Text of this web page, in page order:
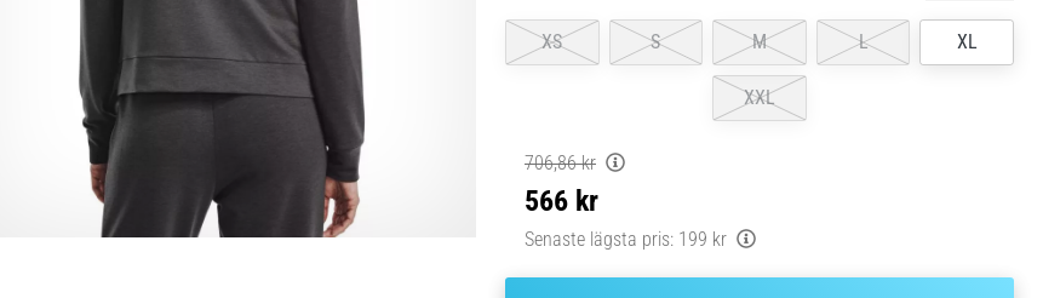
XS S M L XL
XXL
706,86 kr
566 kr
Senaste lägsta pris: 199 kr